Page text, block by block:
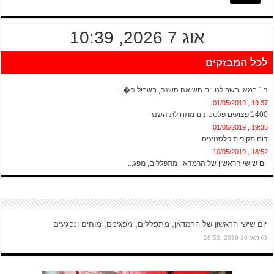
אוג 7 2026, 10:39
לכל המבזקים
ה1 במאי בשבילנו יום השואה השנה, בשביל ה�...
19:37 , 01/05/2019
1400 פצועים פלסטינים מתחילת השנה
19:35 , 01/05/2019
דוח תקיפות פלסטינים
18:52 , 10/05/2019
יום שישי הראשון של הרמדאן, מתפללים, מפג...
יום שישי הראשון של הרמדאן, מתפללים, מפגינים, מוחים ונפגעים
מאי 10 2019, 18:52